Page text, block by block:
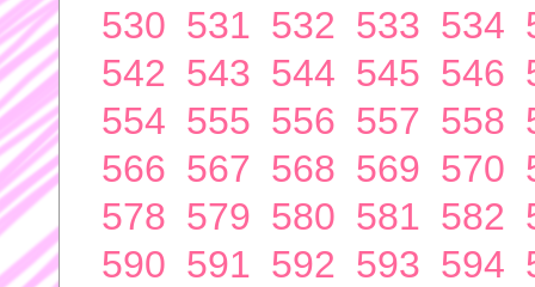
530 531 532 533 534
542 543 544 545 546
554 555 556 557 558
566 567 568 569 570
578 579 580 581 582
590 591 592 593 594